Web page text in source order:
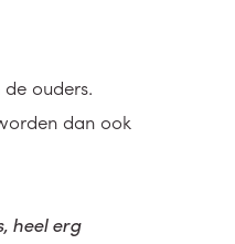
ouders.
dan ook
heel erg